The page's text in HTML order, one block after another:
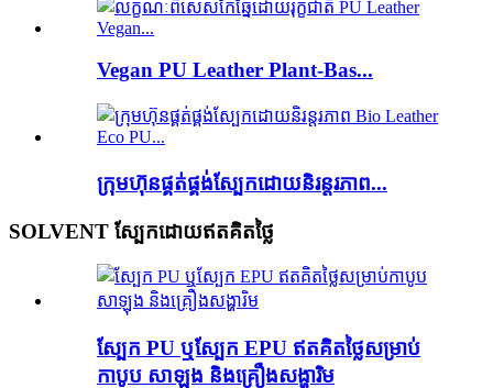
Vegan PU Leather Plant-Bas...
ក្រុមហ៊ុនផ្គត់ផ្គង់ស្បែកដោយនិរន្តរភាព...
SOLVENT ស្បែកដោយឥតគិតថ្លៃ
ស្បែក PU ឬស្បែក EPU ឥតគិតថ្លៃសម្រាប់
កាបូប សាឡុង និងគ្រឿងសង្ហារិម